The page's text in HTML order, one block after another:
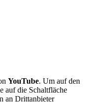
YouTube. Um auf den
auf die Schaltfläche
an Drittanbieter